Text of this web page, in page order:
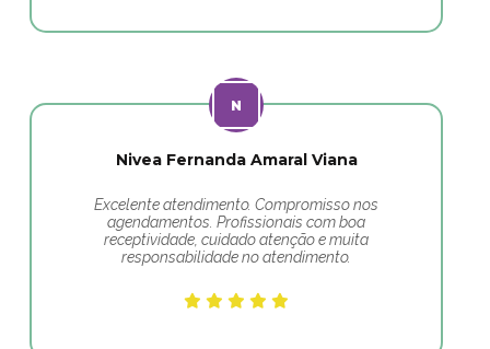
Nivea Fernanda Amaral Viana
Excelente atendimento. Compromisso nos
agendamentos. Profissionais com boa
receptividade, cuidado atenção e muita
responsabilidade no atendimento.